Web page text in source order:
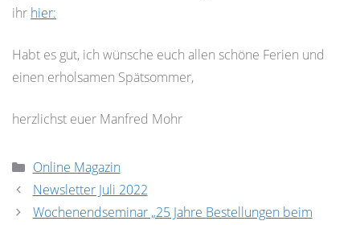
ihr hier:
Habt es gut, ich wünsche euch allen schöne Ferien und
einen erholsamen Spätsommer,
herzlichst euer Manfred Mohr
Kategorien
Online Magazin
Newsletter Juli 2022
Wochenendseminar „25 Jahre Bestellungen beim